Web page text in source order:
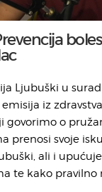
Ljubuški u
iz
govorimo o
prenosi svoje
ali i
te kako pravilno